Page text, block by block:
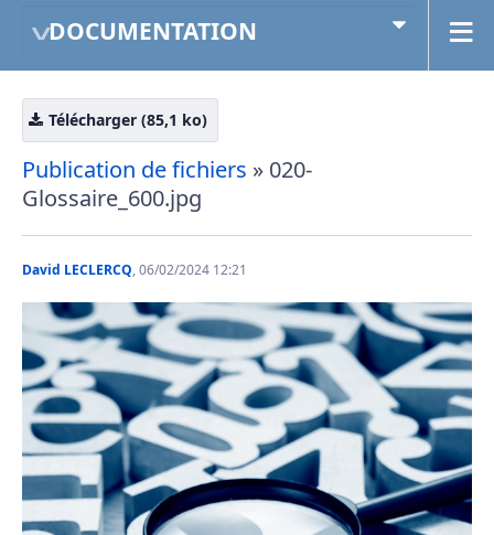
DOCUMENTATION
Télécharger (85,1 ko)
Publication de fichiers » 020-
Glossaire_600.jpg
David LECLERCQ, 06/02/2024 12:21